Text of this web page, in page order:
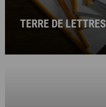
TERRE DE LETTRES